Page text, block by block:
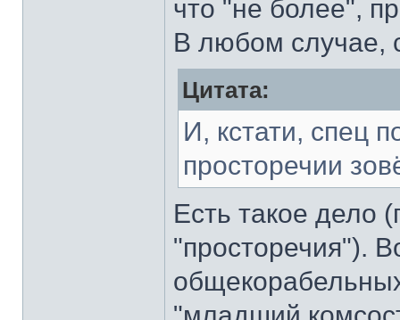
что "не более",
В любом случае,
Цитата:
И, кстати, спец
просторечии
Есть такое дело
"просторечия").